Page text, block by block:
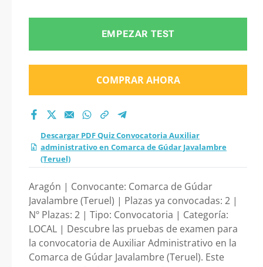
administrativo en
Comarca de Gúdar
Javalambre (Teruel)
2026?
EMPEZAR TEST
COMPRAR AHORA
Descargar PDF Quiz Convocatoria Auxiliar
administrativo en Comarca de Gúdar Javalambre
(Teruel)
Aragón | Convocante: Comarca de Gúdar
Javalambre (Teruel) | Plazas ya convocadas: 2 |
Nº Plazas: 2 | Tipo: Convocatoria | Categoría:
LOCAL | Descubre las pruebas de examen para
la convocatoria de Auxiliar Administrativo en la
Comarca de Gúdar Javalambre (Teruel). Este